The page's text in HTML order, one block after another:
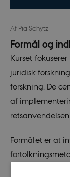
Af Pia Schytz
Kurset
juridisk
forskning. De
af
retsanvendelsen.
Formålet er at
implementering